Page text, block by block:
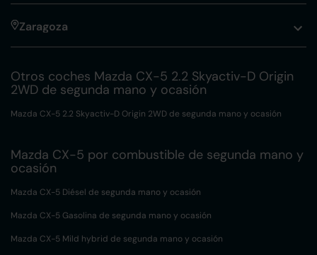
Zaragoza
Otros coches Mazda CX-5 2.2 Skyactiv-D Origin
2WD de segunda mano y ocasión
Mazda CX-5 2.2 Skyactiv-D Origin 2WD de segunda mano y ocasión
Mazda CX-5 por combustible de segunda mano y
ocasión
Mazda CX-5 Diésel de segunda mano y ocasión
Mazda CX-5 Gasolina de segunda mano y ocasión
Mazda CX-5 Mild hybrid de segunda mano y ocasión